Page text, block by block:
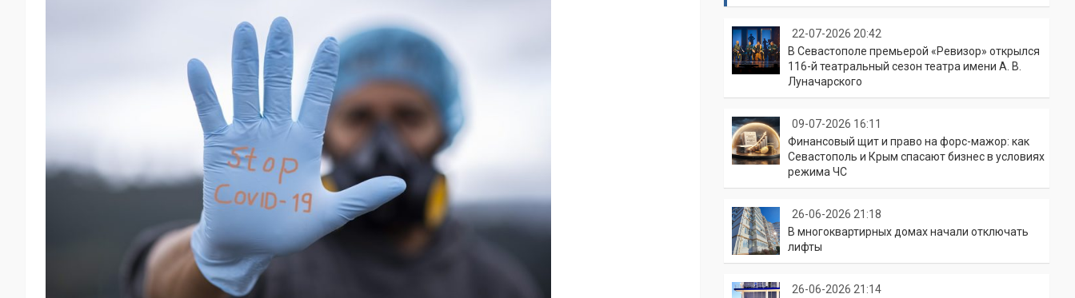
22-07-2026 20:42
В Севастополе премьерой «Ревизор» открылся
116-й театральный сезон театра имени А. В.
Луначарского
09-07-2026 16:11
Финансовый щит и право на форс-мажор: как
Севастополь и Крым спасают бизнес в условиях
режима ЧС
26-06-2026 21:18
В многоквартирных домах начали отключать
лифты
26-06-2026 21:14